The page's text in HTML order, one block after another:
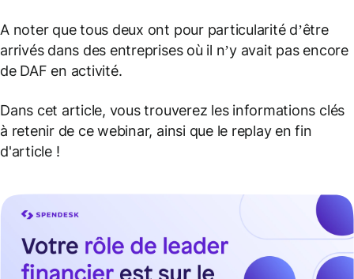
A noter que tous deux ont pour particularité d’être
arrivés dans des entreprises où il n’y avait pas encore
de DAF en activité.
Dans cet article, vous trouverez les informations clés
à retenir de ce webinar, ainsi que le replay en fin
d'article !